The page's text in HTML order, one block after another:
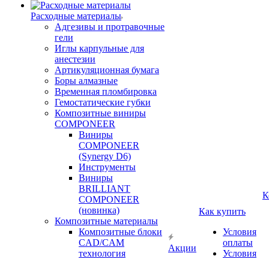
Расходные материалы
Адгезивы и протравочные
гели
Иглы карпульные для
анестезии
Артикуляционная бумага
Боры алмазные
Временная пломбировка
Гемостатические губки
Композитные виниры
COMPONEER
Виниры
COMPONEER
(Synergy D6)
Инструменты
Виниры
BRILLIANT
COMPONEER
(новинка)
Композитные материалы
Композитные блоки
CAD/СAM
технология
Акции
Как купить
Условия
оплаты
Условия